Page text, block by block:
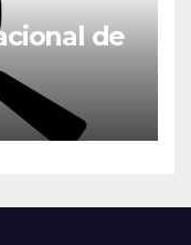
de